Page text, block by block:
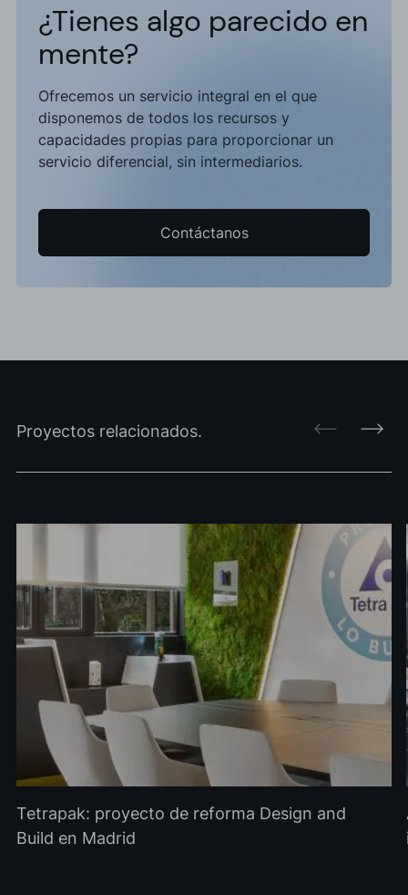
¿Tienes algo parecido en
mente?
Ofrecemos un servicio integral en el que
disponemos de todos los recursos y
capacidades propias para proporcionar un
servicio diferencial, sin intermediarios.
Contáctanos
Proyectos relacionados.
Tetrapak: proyecto de reforma Design and
Build en Madrid